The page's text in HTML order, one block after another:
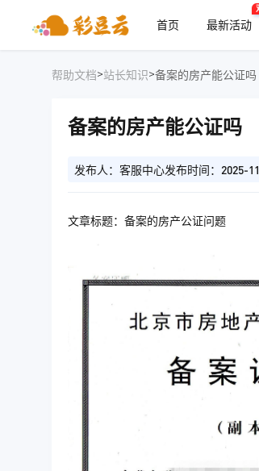
首页 最新活动
帮助文档>站长知识>备案的房产能公证吗
备案的房产能公证吗
发布人：客服中心发布时间：2025-
文章标题：备案的房产公证问题